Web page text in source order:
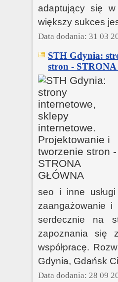
adaptujący się
większy sukces
Data dodania: 31 03
STH Gdynia:
stron -
seo i inne
zaangażowanie
serdecznie na
zapoznania się
współpracę.
Gdynia, Gdańsk
Data dodania: 28 09